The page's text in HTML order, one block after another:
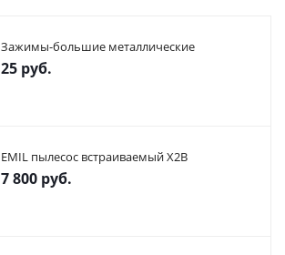
Зажимы-большие металлические
25 руб.
EMIL пылесос встраиваемый X2В
7 800 руб.